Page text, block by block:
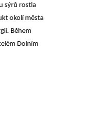
sýrů rostla
okolí města
Během
Dolním